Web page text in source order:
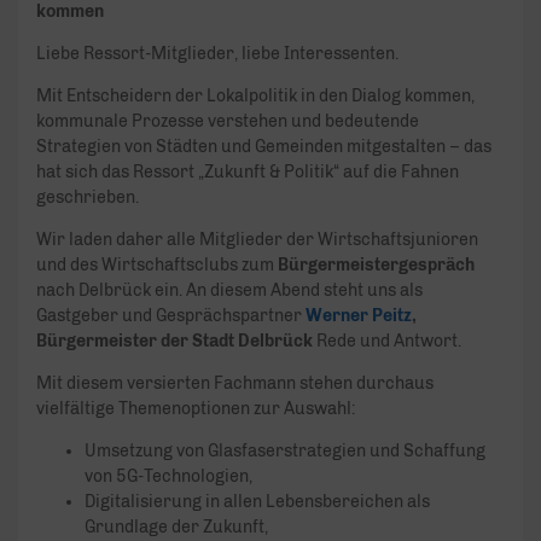
kommen
Liebe Ressort-Mitglieder, liebe Interessenten.
Mit Entscheidern der Lokalpolitik in den Dialog kommen,
kommunale Prozesse verstehen und bedeutende
Strategien von Städten und Gemeinden mitgestalten – das
hat sich das Ressort „Zukunft & Politik“ auf die Fahnen
geschrieben.
Wir laden daher alle Mitglieder der Wirtschaftsjunioren
und des Wirtschaftsclubs zum Bürgermeistergespräch
nach Delbrück ein. An diesem Abend steht uns als
Gastgeber und Gesprächspartner Werner Peitz,
Bürgermeister der Stadt Delbrück Rede und Antwort.
Mit diesem versierten Fachmann stehen durchaus
vielfältige Themenoptionen zur Auswahl:
Umsetzung von Glasfaserstrategien und Schaffung
von 5G-Technologien,
Digitalisierung in allen Lebensbereichen als
Grundlage der Zukunft,